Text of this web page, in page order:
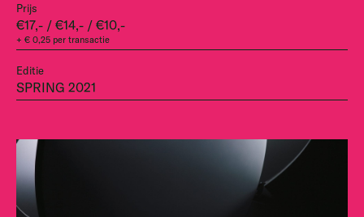
Prijs
€17,- / €14,- / €10,-
+ € 0,25 per transactie
Editie
SPRING 2021